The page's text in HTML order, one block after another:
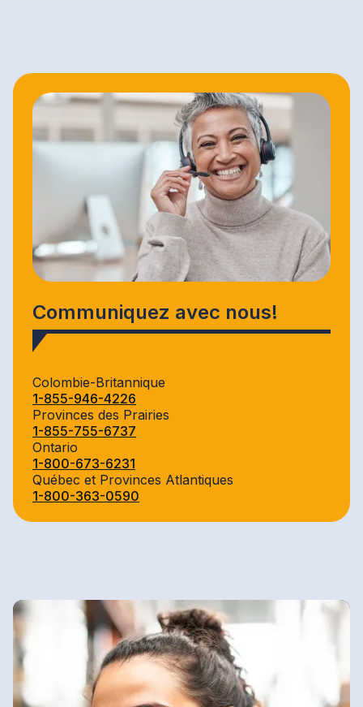
Communiquez avec nous!
Colombie-Britannique
1-855-946-4226
Provinces des Prairies
1-855-755-6737
Ontario
1-800-673-6231
Québec et Provinces Atlantiques
1-800-363-0590